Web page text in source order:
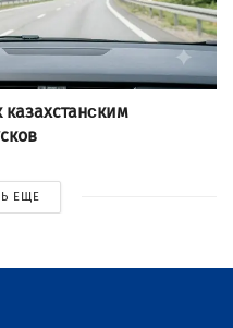
ЕЩЕ